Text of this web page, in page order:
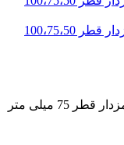
چرخ بیمارستانی طوسی پیچی گردان ترمزدار قطر 75 میلی متر